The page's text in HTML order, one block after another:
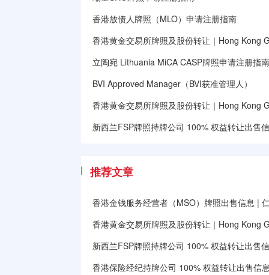
香港放债人牌照（MLO）申请注册指南
香港黄金交易所牌照及股份转让｜Hong Kong
立陶宛 Lithuania MiCA CASP牌照申请注册指南
BVI Approved Manager（BVI获准管理人）
香港黄金交易所牌照及股份转让｜Hong Kong
新西兰FSP牌照持牌公司 100% 权益转让出售
推荐文章
香港金钱服务经营者（MSO）牌照出售信息 |
香港黄金交易所牌照及股份转让｜Hong Kong
新西兰FSP牌照持牌公司 100% 权益转让出售
香港保险经纪持牌公司 100% 权益转让出售信